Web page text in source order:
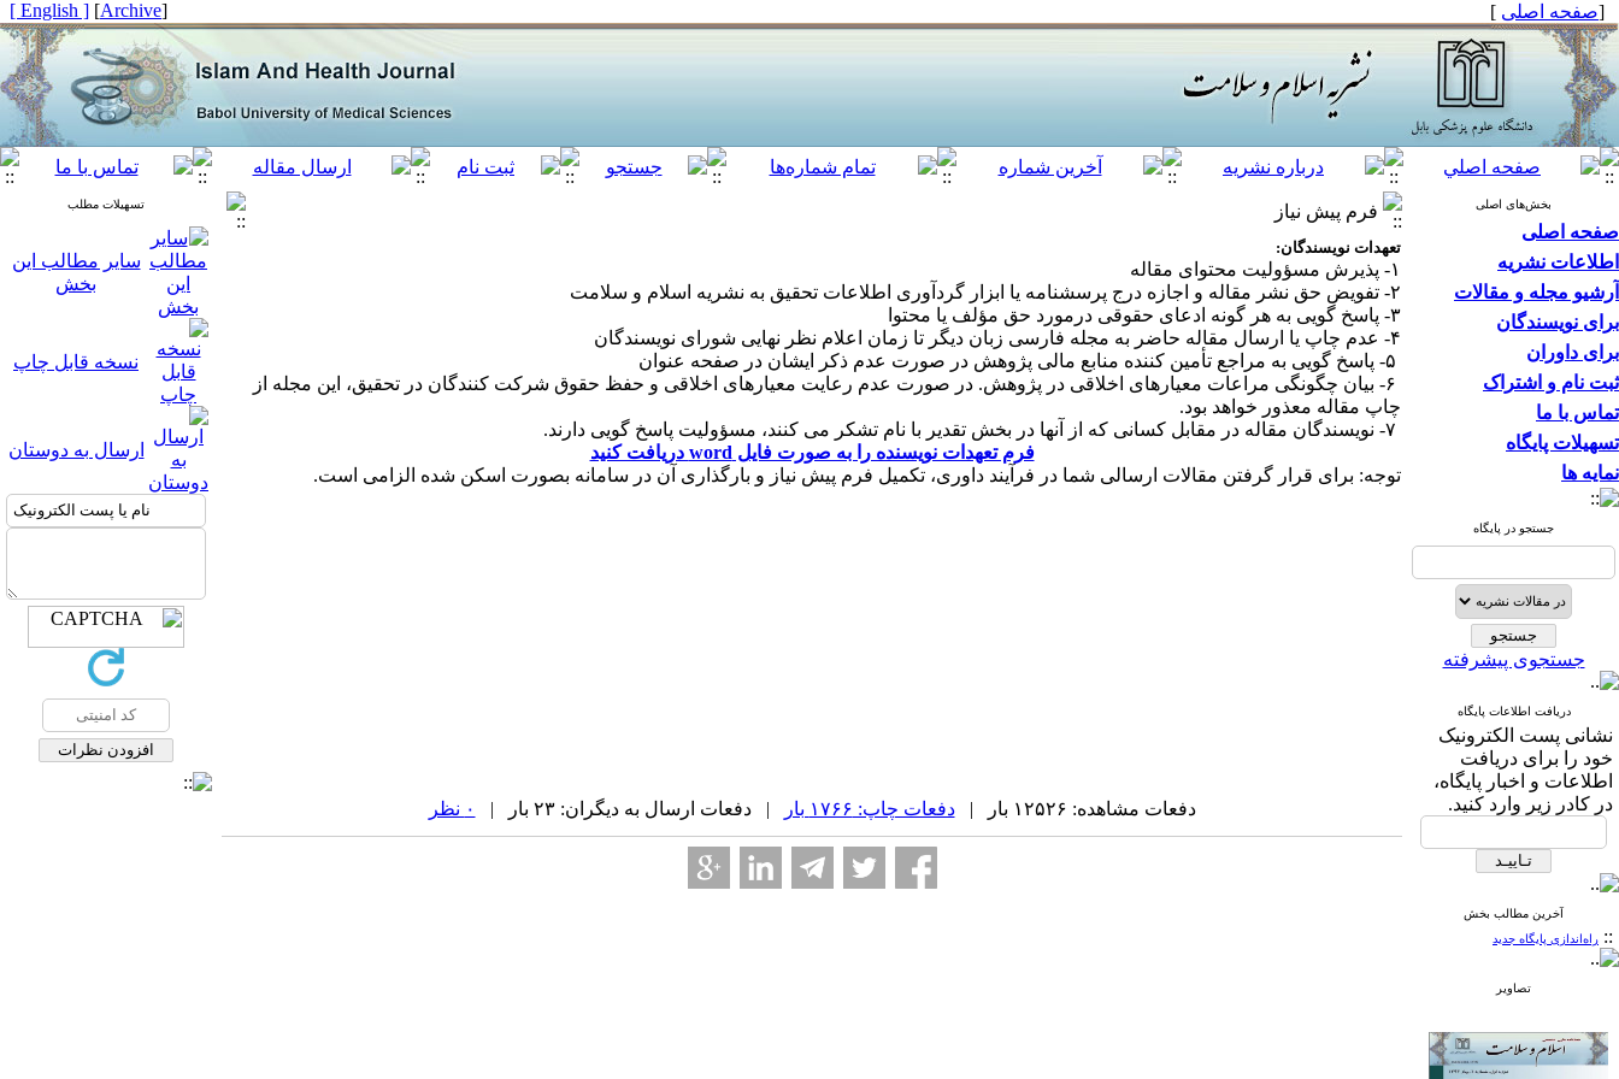
[صفحه اصلی ]
[
Archive
]
[ English ]
بخش‌های اصلی
صفحه اصلی
اطلاعات نشریه
آرشیو مجله و مقالات
برای نویسندگان
برای داوران
ثبت نام و اشتراک
تماس با ما
تسهیلات پایگاه
نمایه ها
جستجو در پایگاه
جستجوی پیشرفته
دریافت اطلاعات پایگاه
نشانی پست الکترونیک
خود را برای دریافت
اطلاعات و اخبار پایگاه،
در کادر زیر وارد کنید.
آخرین مطالب بخش
:: راه‌اندازی پایگاه جدید
تصاویر
فرم پیش نیاز
تعهدات نویسندگان:
۱- پذیرش مسؤولیت محتوای مقاله
۲- تفویض حق نشر مقاله و اجازه درج پرسشنامه یا ابزار گردآوری اطلاعات تحقیق به نشریه اسلام و سلامت
۳- پاسخ گویی به هر گونه ادعای حقوقی درمورد حق مؤلف یا محتوا
۴- عدم چاپ یا ارسال مقاله حاضر به مجله فارسی زبان دیگر تا زمان اعلام نظر نهایی شورای نویسندگان
۶- بیان چگونگی مراعات معیارهای اخلاقی در پژوهش. در صورت عدم رعایت معیارهای اخلاقی و حفظ حقوق شرکت کنندگان در تحقیق، این مجله از
چاپ مقاله معذور خواهد بود.
فرم تعهدات نویسنده را به صورت فایل word دریافت کنید
توجه: برای قرار گرفتن مقالات ارسالی شما در فرآیند داوری، تکمیل فرم پیش نیاز و بارگذاری آن در سامانه بصورت اسکن شده الزامی است.
تسهیلات مطلب
سایر مطالب این
بخش
نسخه قابل چاپ
ارسال به دوستان
دفعات مشاهده: ۱۲۵۲۶ بار | دفعات چاپ: ۱۷۶۶ بار | دفعات ارسال به دیگران: ۲۳ بار | ۰ نظر